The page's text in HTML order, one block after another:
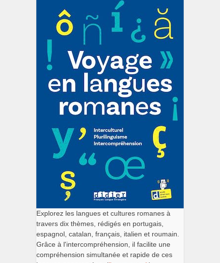
Explorez les langues et cultures romanes à
travers dix thèmes, rédigés en portugais,
espagnol, catalan, français, italien et roumain.
Grâce à l'intercompréhension, il facilite une
compréhension simultanée et rapide de ces